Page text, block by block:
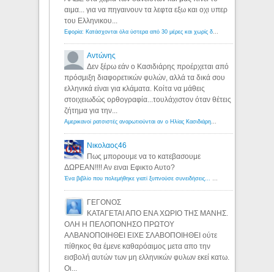
αιμα... για να πηγαινουν τα λεφτα εξω και οχι υπερ
του Ελληνικου...
Εφορία: Κατάσχονται όλα ύστερα από 30 μέρες και χωρίς δικαστικές αποφάσεις - Λόγιος Ερμής
Αντώνης
Δεν ξέρω εάν ο Κασιδιάρης προέρχεται από
πρόσμιξη διαφορετικών φυλών, αλλά τα δικά σου
ελληνικά είναι για κλάματα. Κοίτα να μάθεις
στοιχειωδώς ορθογραφία...τουλάχιστον όταν θέτεις
ζήτημα για την...
Αμερικανοί ρατσιστές αναρωτιούνται αν ο Ηλίας Κασιδιάρης ανήκει στη λευκή φυλή... - Λόγιος Ερμής
Νικολαος46
Πως μπορουμε να το κατεβασουμε
ΔΩΡΕΑΝ!!!! Αν ειναι Εφικτο Αυτο?
Ένα βιβλίο που πολεμήθηκε γιατί ξυπνούσε συνειδήσεις... - Λόγιος Ερμής | Η γνώση ξεκινάει με την αναζήτηση...
ΓΕΓΟΝΟΣ
ΚΑΤΑΓΕΤΑΙ ΑΠΟ ΕΝΑ ΧΩΡΙΟ ΤΗΣ ΜΑΝΗΣ.
ΟΛΗ Η ΠΕΛΟΠΟΝΗΣΟ ΠΡΩΤΟΥ
ΑΛΒΑΝΟΠΟΙΗΘΕΙ ΕΙΧΕ ΣΛΑΒΟΠΟΙΗΘΕΙ ούτε
πίθηκος θα έμενε καθαρόαιμος μετα απο την
εισβολή αυτών των μη ελληνικών φυλων εκεί κατω.
Οι...